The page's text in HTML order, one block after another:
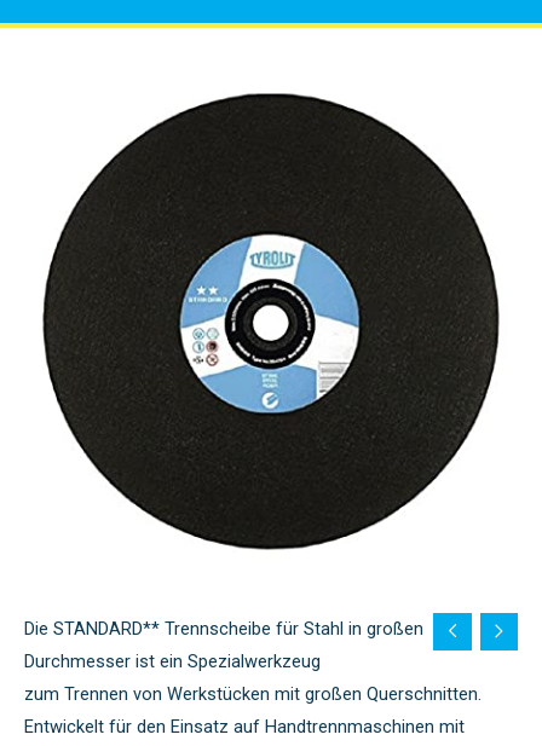
Die STANDARD** Trennscheibe für Stahl in großen
Durchmesser ist ein Spezialwerkzeug
zum Trennen von Werkstücken mit großen Querschnitten.
Entwickelt für den Einsatz auf Handtrennmaschinen mit